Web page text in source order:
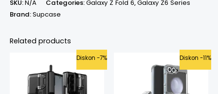
SKU:N/A Categories:Galaxy Z Fold 6,Galaxy Z6 Series
Brand:Supcase
Related products
Diskon -7%
Original
was:
Rp1.155.000.
Current
is:
Diskon -11%
Original
price
was:
Rp699.000.
is: